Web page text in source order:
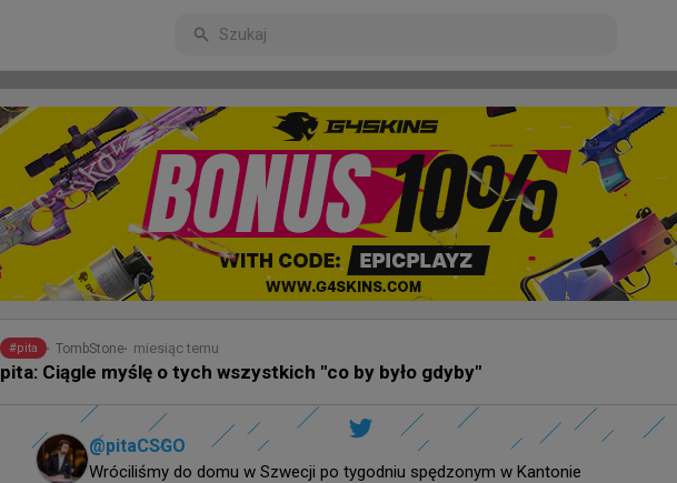
Nowe Najpopularniejsze
TombStone 27 minut temu
Vitality odpowiedziało na wpis dusTa. "Seks stworzył erę Vitality"
#pita TombStone miesiąc temu
pita: Ciągle myślę o tych wszystkich "co by było gdyby"
@pitaCSGO
Wróciliśmy do domu w Szwecji po tygodniu spędzonym w Kantonie